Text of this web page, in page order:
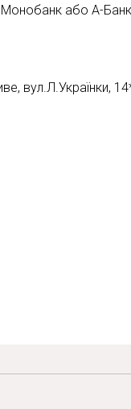
Монобанк або А-Банк.
вул.Л.Українки,